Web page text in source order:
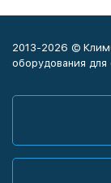
2013-2026 ©
оборудования для